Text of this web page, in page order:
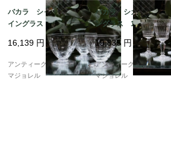
バカラ シャルム ワ
イングラス マーク無
16,139 円
アンティークギャラリー
マジョレル
バカラ シカゴ ワイ
ングラス 112mm 595
7
19,835 円
アンティークギャラリー
マジョレル